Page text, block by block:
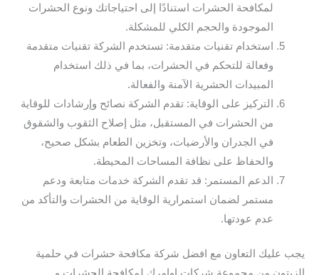
لمكافحة الحشرات استنادًا إلى احتياجاتك ونوع الحشرات
الموجودة والحجم الكلي للمشكلة.
استخدام تقنيات متقدمة: تستخدم الشركة تقنيات متقدمة
وفعالة للتحكم في الحشرات، بما في ذلك استخدام
المبيدات الحشرية الآمنة والفعالة.
التركيز على الوقاية: تقدم الشركة نصائح وإرشادات للوقاية
من الحشرات في المستقبل، مثل إصلاح الثقوب والشقوق
في الجدران والأرضيات، وتخزين الطعام بشكل صحيح،
والحفاظ على نظافة المساحات المحيطة.
الدعم المستمر: قد تقدم الشركة خدمات متابعة ودعم
مستمر لضمان استمرارية الوقاية من الحشرات والتأكد من
عدم عودتها.
يجب عليك التعاون مع افضل شركة مكافحة حشرات في حلمية